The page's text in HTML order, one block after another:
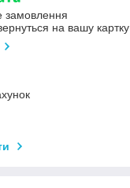
замовлення
на вашу картку